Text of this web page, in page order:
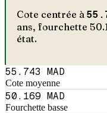
Cote centrée à
ans, fourchette
état.
55.743 MAD
Cote moyenne
50.169 MAD
Fourchette basse